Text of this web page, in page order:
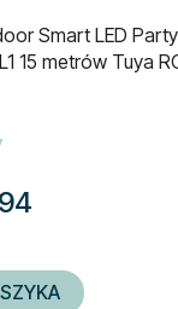
Smart LED
15 metrów Tuya